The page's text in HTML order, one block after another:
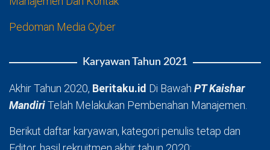
Pedoman Media Cyber
Karyawan Tahun 2021
Akhir Tahun 2020, Beritaku.id Di Bawah PT Kaishar
MandiriTelah Melakukan Pembenahan Manajemen.
Berikut daftar karyawan, kategori penulis tetap dan